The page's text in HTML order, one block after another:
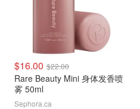
$16.00 $22.00
Rare Beauty Mini 身体发香喷
雾 50ml
Sephora.ca